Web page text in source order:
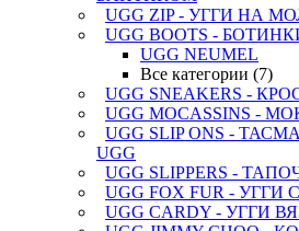
UGG ZIP - УГГИ НА
UGG BOOTS -
UGG NEUMEL
Все категории (7)
UGG SNEAKERS -
UGG MOCASSINS -
UGG SLIP ONS -
UGG
UGG SLIPPERS -
UGG FOX FUR -
UGG CARDY - УГГИ